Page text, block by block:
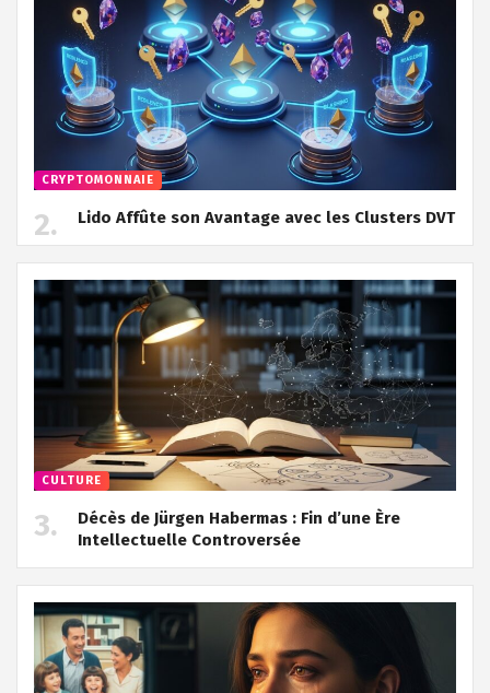
CRYPTOMONNAIE
Lido Affûte son Avantage avec les Clusters DVT
CULTURE
Décès de Jürgen Habermas : Fin d’une Ère
Intellectuelle Controversée